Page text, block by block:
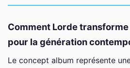
Comment Lorde
pour la génération
Le concept album représente